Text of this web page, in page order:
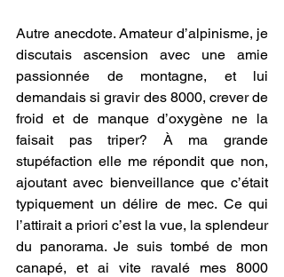
Autre anecdote. Amateur d’alpinisme, je
discutais ascension avec une amie
passionnée de montagne, et lui
demandais si gravir des 8000, crever de
froid et de manque d’oxygène ne la
faisait pas triper? À ma grande
stupéfaction elle me répondit que non,
ajoutant avec bienveillance que c’était
typiquement un délire de mec. Ce qui
l’attirait a priori c’est la vue, la splendeur
du panorama. Je suis tombé de mon
canapé, et ai vite ravalé mes 8000